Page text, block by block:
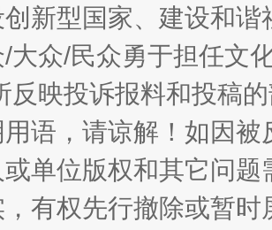
一记警钟！ 谢
新型国家、建设和
/大众/民众勇于担任文
反映投诉报料和投稿
语，请谅解！如因
单位版权和其它问题
有权先行撤除或暂